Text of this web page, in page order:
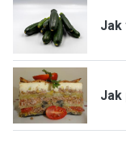
Jak
Jak